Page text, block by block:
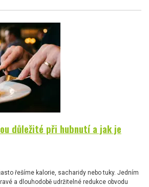
důležité při hubnutí a jak je
řešíme kalorie, sacharidy nebo tuky. Jedním
a dlouhodobě udržitelné redukce obvodu